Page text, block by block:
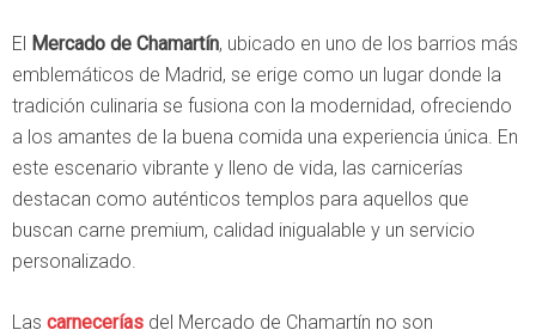
El Mercado de Chamartín, ubicado en uno de los barrios más
emblemáticos de Madrid, se erige como un lugar donde la
tradición culinaria se fusiona con la modernidad, ofreciendo
a los amantes de la buena comida una experiencia única. En
este escenario vibrante y lleno de vida, las carnicerías
destacan como auténticos templos para aquellos que
buscan carne premium, calidad inigualable y un servicio
personalizado.
Las carnecerías del Mercado de Chamartín no son